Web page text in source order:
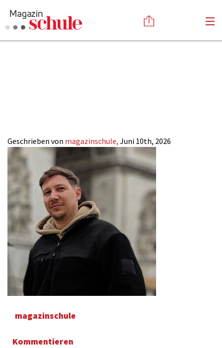
Impressum
Geschrieben von magazinschule, Juni 10th, 2026
magazinschule
Kommentieren